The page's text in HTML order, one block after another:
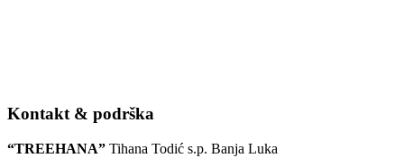
Kontakt & podrška
“TREEHANA” Tihana Todić s.p. Banja Luka